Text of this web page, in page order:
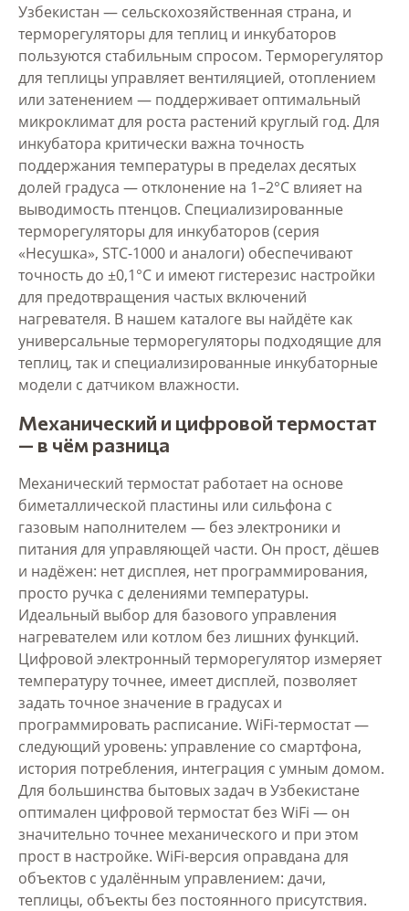
Узбекистан — сельскохозяйственная страна, и
терморегуляторы для теплиц и инкубаторов
пользуются стабильным спросом. Терморегулятор
для теплицы управляет вентиляцией, отоплением
или затенением — поддерживает оптимальный
микроклимат для роста растений круглый год. Для
инкубатора критически важна точность
поддержания температуры в пределах десятых
долей градуса — отклонение на 1–2°С влияет на
выводимость птенцов. Специализированные
терморегуляторы для инкубаторов (серия
«Несушка», STC-1000 и аналоги) обеспечивают
точность до ±0,1°С и имеют гистерезис настройки
для предотвращения частых включений
нагревателя. В нашем каталоге вы найдёте как
универсальные терморегуляторы подходящие для
теплиц, так и специализированные инкубаторные
модели с датчиком влажности.
Механический и цифровой термостат
— в чём разница
Механический термостат работает на основе
биметаллической пластины или сильфона с
газовым наполнителем — без электроники и
питания для управляющей части. Он прост, дёшев
и надёжен: нет дисплея, нет программирования,
просто ручка с делениями температуры.
Идеальный выбор для базового управления
нагревателем или котлом без лишних функций.
Цифровой электронный терморегулятор измеряет
температуру точнее, имеет дисплей, позволяет
задать точное значение в градусах и
программировать расписание. WiFi-термостат —
следующий уровень: управление со смартфона,
история потребления, интеграция с умным домом.
Для большинства бытовых задач в Узбекистане
оптимален цифровой термостат без WiFi — он
значительно точнее механического и при этом
прост в настройке. WiFi-версия оправдана для
объектов с удалённым управлением: дачи,
теплицы, объекты без постоянного присутствия.